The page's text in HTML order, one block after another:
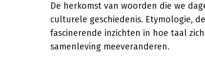
De herkomst van woorden die we
culturele geschiedenis. Etymologie,
fascinerende inzichten in hoe taal
samenleving meeveranderen.